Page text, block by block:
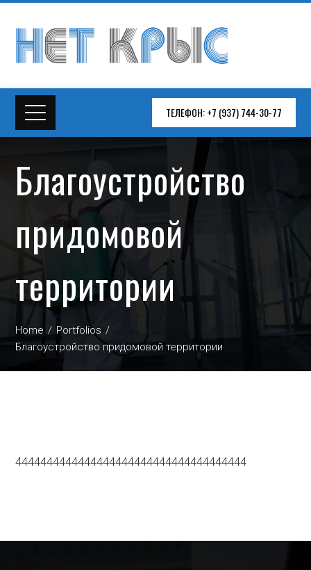
ТЕЛЕФОН: +7 (937) 744-30-77
Благоустройство
придомовой
территории
Home
Portfolios
Благоустройство придомовой территории
4444444444444444444444444444444444444